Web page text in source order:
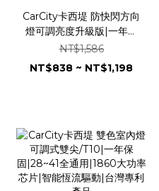
CarCity卡西堤 防快閃方向
燈可調亮度升級版|一年保
固|3030芯片|全鋁散熱|解
碼防頻閃|風扇加強版|可調
NT$1,586
NT$838 ~ NT$1,198